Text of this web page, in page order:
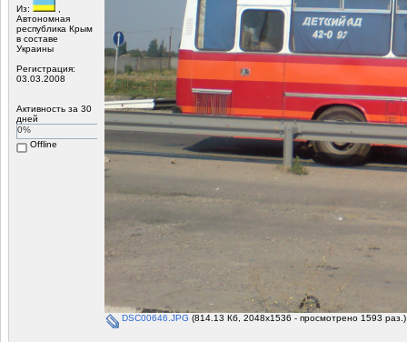
Из:
,
Автономная
республика Крым
в составе
Украины
Регистрация:
03.03.2008
Активность за 30
дней
0%
Offline
DSC00646.JPG (814.13 Кб, 2048x1536 - просмотрено 1593 раз.)